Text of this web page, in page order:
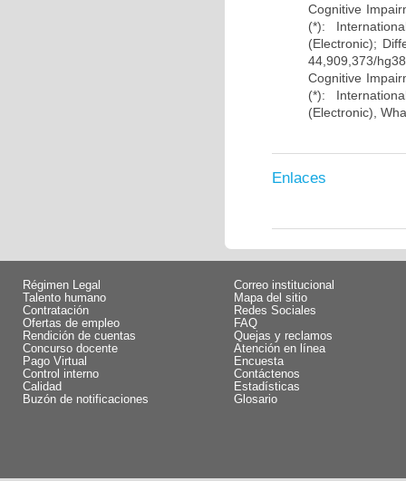
Cognitive
(*):
(Electronic);
44,909,373/
Cognitive
(*):
(Electronic),
Enlaces
Régimen Legal
Talento humano
Contratación
Ofertas de empleo
Rendición de cuentas
Concurso docente
Pago Virtual
Control interno
Calidad
Buzón de notificaciones
Correo institucional
Mapa del sitio
Redes Sociales
FAQ
Quejas y reclamos
Atención en línea
Encuesta
Contáctenos
Estadísticas
Glosario